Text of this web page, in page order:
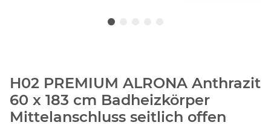
H02 PREMIUM ALRONA Anthrazit
60 x 183 cm Badheizkörper
Mittelanschluss seitlich offen